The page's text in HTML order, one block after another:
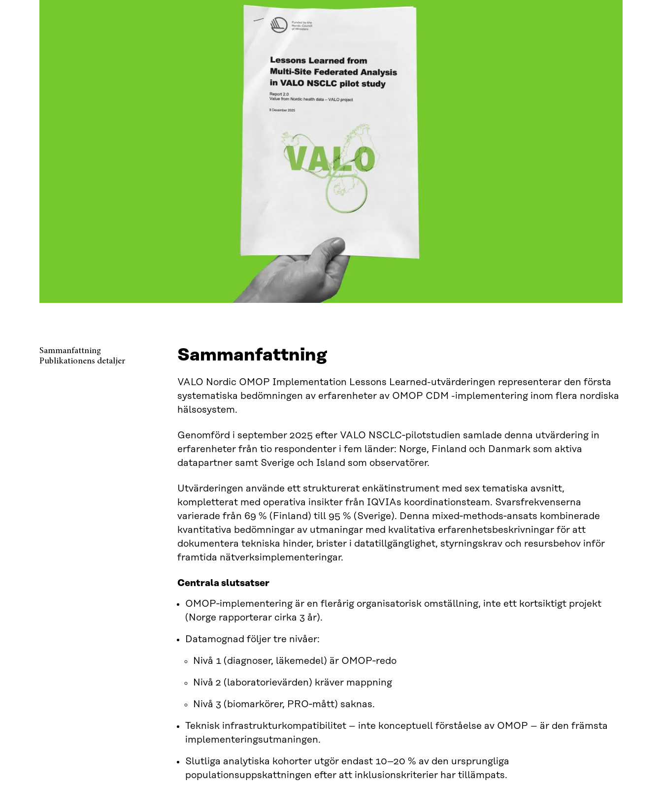
Sammanfattning
Publikationens detaljer
Sammanfattning
VALO Nordic OMOP Implementation Lessons Learned-utvärderingen representerar den första
systematiska bedömningen av erfarenheter av OMOP CDM -implementering inom flera nordiska
hälsosystem.
Genomförd i september 2025 efter VALO NSCLC‑pilotstudien samlade denna utvärdering in
erfarenheter från tio respondenter i fem länder: Norge, Finland och Danmark som aktiva
datapartner samt Sverige och Island som observatörer.
Utvärderingen använde ett strukturerat enkätinstrument med sex tematiska avsnitt,
kompletterat med operativa insikter från IQVIAs koordinationsteam. Svarsfrekvenserna
varierade från 69 % (Finland) till 95 % (Sverige). Denna mixed‑methods‑ansats kombinerade
kvantitativa bedömningar av utmaningar med kvalitativa erfarenhetsbeskrivningar för att
dokumentera tekniska hinder, brister i datatillgänglighet, styrningskrav och resursbehov inför
framtida nätverksimplementeringar.
Centrala slutsatser
OMOP‑implementering är en flerårig organisatorisk omställning, inte ett kortsiktigt projekt
(Norge rapporterar cirka 3 år).
Datamognad följer tre nivåer:
Nivå 1 (diagnoser, läkemedel) är OMOP‑redo
Nivå 2 (laboratorievärden) kräver mappning
Nivå 3 (biomarkörer, PRO‑mått) saknas.
Teknisk infrastrukturkompatibilitet – inte konceptuell förståelse av OMOP – är den främsta
implementeringsutmaningen.
Slutliga analytiska kohorter utgör endast 10–20 % av den ursprungliga
populationsuppskattningen efter att inklusionskriterier har tillämpats.